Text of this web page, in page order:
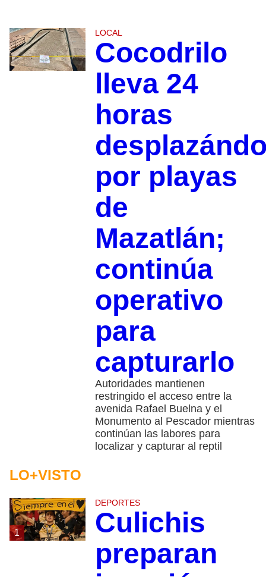
LOCAL
Cocodrilo
lleva 24
horas
por playas
de
Mazatlán;
continúa
operativo
para
capturarlo
Autoridades mantienen
restringido el acceso entre la
avenida Rafael Buelna y el
Monumento al Pescador mientras
continúan las labores para
localizar y capturar al reptil
LO+VISTO
1
DEPORTES
Culichis
preparan